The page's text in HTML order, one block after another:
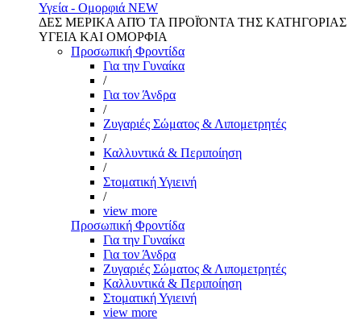
Υγεία - Ομορφιά NEW
ΔΕΣ ΜΕΡΙΚΑ ΑΠΌ ΤΑ ΠΡΟΪΌΝΤΑ ΤΗΣ ΚΑΤΗΓΟΡΙΑΣ
ΥΓΕΙΑ ΚΑΙ ΟΜΟΡΦΙΑ
Προσωπική Φροντίδα
Για την Γυναίκα
/
Για τον Άνδρα
/
Ζυγαριές Σώματος & Λιπομετρητές
/
Καλλυντικά & Περιποίηση
/
Στοματική Υγιεινή
/
view more
Προσωπική Φροντίδα
Για την Γυναίκα
Για τον Άνδρα
Ζυγαριές Σώματος & Λιπομετρητές
Καλλυντικά & Περιποίηση
Στοματική Υγιεινή
view more